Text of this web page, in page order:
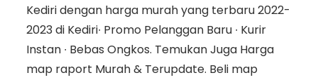
Kediri dengan harga murah yang terbaru 2022-
2023 di Kediri∙ Promo Pelanggan Baru ∙ Kurir
Instan ∙ Bebas Ongkos. Temukan Juga Harga
map raport Murah & Terupdate. Beli map